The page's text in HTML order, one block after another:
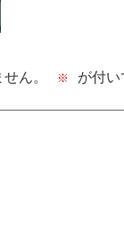
ん。 ※
が付